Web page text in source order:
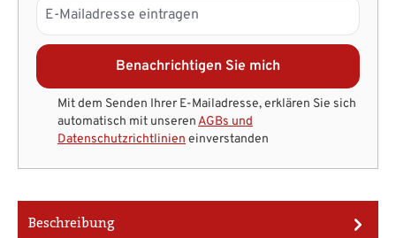
Benachrichtigen Sie mich
Mit dem Senden Ihrer E-Mailadresse, erklären Sie sich
automatisch mit unserenAGBs und
Datenschutzrichtlinien einverstanden
Beschreibung